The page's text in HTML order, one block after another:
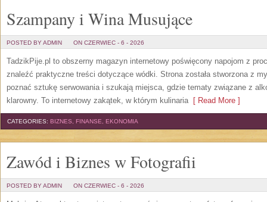
Szampany i Wina Musujące
POSTED BY ADMIN ON CZERWIEC - 6 - 2026
TadzikPije.pl to obszerny magazyn internetowy poświęcony napojom z
znaleźć praktyczne treści dotyczące wódki. Strona została stworzona z
poznać sztukę serwowania i szukają miejsca, gdzie tematy związane z
klarowny. To internetowy zakątek, w którym kulinaria[ Read More ]
CATEGORIES: BIZNES, FINANSE, EKONOMIA
Zawód i Biznes w Fotografii
POSTED BY ADMIN ON CZERWIEC - 6 - 2026